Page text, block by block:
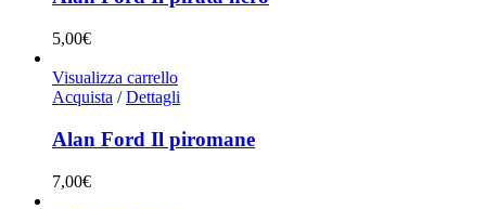
5,00€
Visualizza carrello
Acquista / Dettagli
Alan Ford Il piromane
7,00€